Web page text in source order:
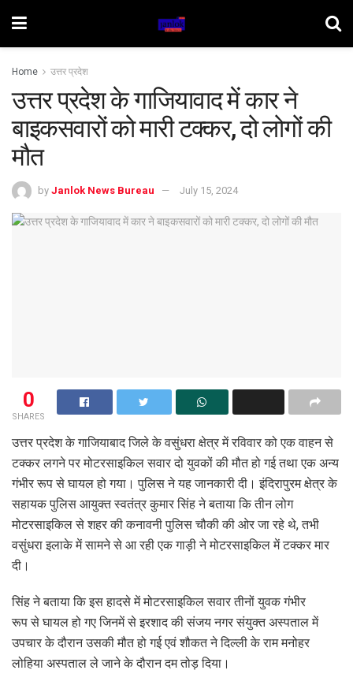
Home उत्तर प्रदेश
उत्तर प्रदेश के गाजियावाद में कार ने
बाइकसवारों को मारी टक्कर, दो लोगों की
मौत
by Janlok News Bureau July 15, 2024
0
SHARES
उत्तर प्रदेश के गाजियाबाद जिले के वसुंधरा क्षेत्र में रविवार को एक वाहन से
टक्कर लगने पर मोटरसाइकिल सवार दो युवकों की मौत हो गई तथा एक अन्य
गंभीर रूप से घायल हो गया। पुलिस ने यह जानकारी दी। इंदिरापुरम क्षेत्र के
सहायक पुलिस आयुक्त स्वतंत्र कुमार सिंह ने बताया कि तीन लोग
मोटरसाइकिल से शहर की कनावनी पुलिस चौकी की ओर जा रहे थे, तभी
वसुंधरा इलाके में सामने से आ रही एक गाड़ी ने मोटरसाइकिल में टक्कर मार
दी।
सिंह ने बताया कि इस हादसे में मोटरसाइकिल सवार तीनों युवक गंभीर
रूप से घायल हो गए जिनमें से इरशाद की संजय नगर संयुक्त अस्पताल में
उपचार के दौरान उसकी मौत हो गई एवं शौकत ने दिल्ली के राम मनोहर
लोहिया अस्पताल ले जाने के दौरान दम तोड़ दिया।